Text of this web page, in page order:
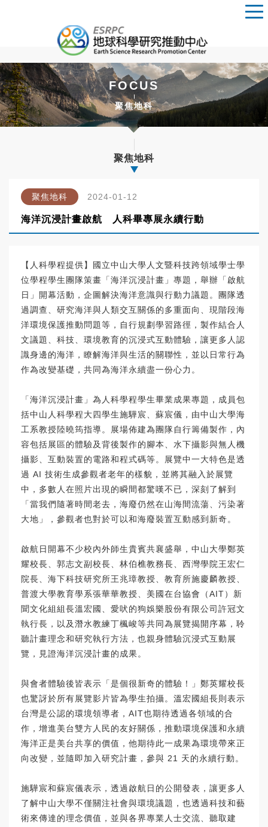
FOCUS
聚焦地科
聚焦地科
聚焦地科 2024-01-12
海洋沉浸計畫啟航 人科畢專展永續行動
【人科學程提供】國立中山大學人文暨科技跨領域學士學
位學程學生團隊策畫「海洋沉浸計畫」專題，舉辦「啟航
日」開幕活動，企圖解決海洋意識與行動力議題。團隊透
過調查、研究海洋與人類交互關係的多重面向、現階段海
洋環境保護推動問題等，自行規劃學習路徑，製作結合人
文議題、科技、環境教育的沉浸式互動體驗，讓更多人認
識身邊的海洋，瞭解海洋與生活的關聯性，並以日常行為
作為改變基礎，共同為海洋永續盡一份心力。
「海洋沉浸計畫」為人科學程學生畢業成果專題，成員包
括中山人科學程大四學生施驊宸、蘇宸儀，由中山大學海
工系教授陸曉筠指導。展場佈建為團隊自行籌備製作，內
容包括展區的體驗及背後製作的腳本、水下攝影與無人機
攝影、互動裝置的電路和程式碼等。展覽中一大特色是透
過 AI 技術生成參觀者老年的樣貌，並將其融入於展覽
中，多數人在照片出現的瞬間都驚嘆不已，深刻了解到
「當我們隨著時間老去，海廢仍然在山海間流蕩、污染著
大地」，參觀者也對於可以和海廢裝置互動感到新奇。
啟航日開幕不少校內外師生貴賓共襄盛舉，中山大學鄭英
耀校長、郭志文副校長、林伯樵教務長、西灣學院王宏仁
院長、海下科技研究所王兆璋教授、教育所施慶麟教授、
普渡大學教育學系張華華教授、美國在台協會（AIT）新
聞文化組組長溫宏國、愛吠的狗娛樂股份有限公司許冠文
執行長，以及潛水教練丁楓峻等共同為展覽揭開序幕，聆
聽計畫理念和研究執行方法，也親身體驗沉浸式互動展
覽，見證海洋沉浸計畫的成果。
與會者體驗後皆表示「是個很新奇的體驗！」鄭英耀校長
也驚訝於所有展覽影片皆為學生拍攝。溫宏國組長則表示
台灣是公認的環境領導者，AIT也期待透過各領域的合
作，增進美台雙方人民的友好關係，推動環境保護和永續
海洋正是美台共享的價值，他期待此一成果為環境帶來正
向改變，並隨即加入研究計畫，參與 21 天的永續行動。
施驊宸和蘇宸儀表示，透過啟航日的公開發表，讓更多人
了解中山大學不僅關注社會與環境議題，也透過科技和藝
術來傳達的理念價值，並與各界專業人士交流、聽取建